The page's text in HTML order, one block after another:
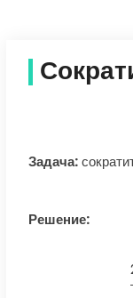
Задача:
Решение: